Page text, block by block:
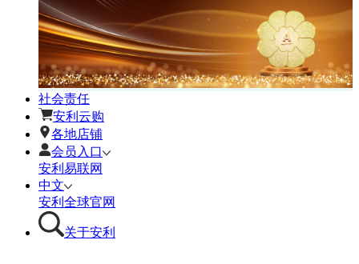
社会责任
安利云购
各地店铺
会员入口
安利易联网
中文
安利全球官网
关于安利